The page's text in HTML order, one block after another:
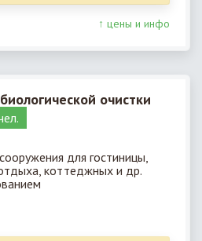
↑ цены и инфо
очистки
для гостиницы,
коттеджных и др.